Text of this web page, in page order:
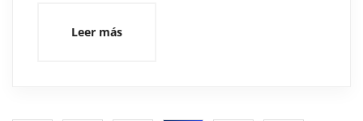
Leer más